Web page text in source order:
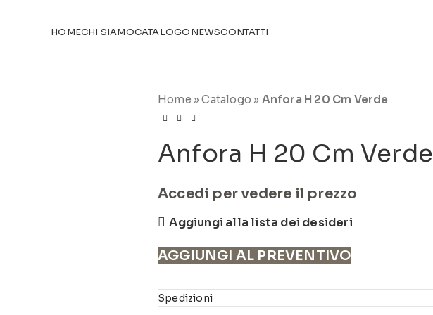
HOMECHI SIAMOCATALOGONEWSCONTATTI
Home »Catalogo » Anfora H 20 Cm Verde
Anfora H 20 Cm Verde
Accedi per vedere il prezzo
Aggiungi alla lista dei desideri
AGGIUNGI AL PREVENTIVO
Spedizioni